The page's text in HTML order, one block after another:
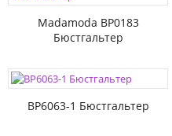
Madamoda BP0183
Бюстгальтер
BP6063-1 Бюстгальтер